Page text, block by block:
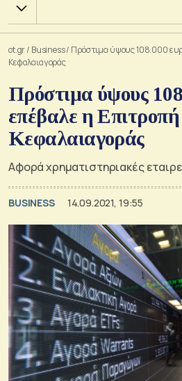
Χ.Α.
ot.gr/ Business/ Πρόστιμα ύψους 108.000
Κεφαλαιαγοράς
Πρόστιμα ύψους
επέβαλε η Επιτροπή
Κεφαλαιαγοράς
Αφορά χρηματιστηριακές
BUSINESS 14.09.2021, 19:55